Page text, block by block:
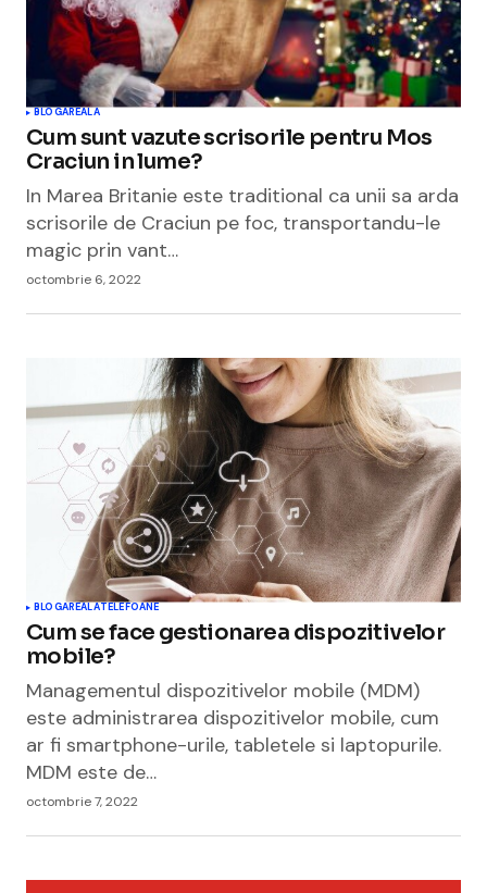
BLOGAREALA
Cum sunt vazute scrisorile pentru Mos
Craciun in lume?
In Marea Britanie este traditional ca unii sa arda
scrisorile de Craciun pe foc, transportandu-le
magic prin vant…
octombrie 6, 2022
BLOGAREALATELEFOANE
Cum se face gestionarea dispozitivelor
mobile?
Managementul dispozitivelor mobile (MDM)
este administrarea dispozitivelor mobile, cum
ar fi smartphone-urile, tabletele si laptopurile.
MDM este de…
octombrie 7, 2022